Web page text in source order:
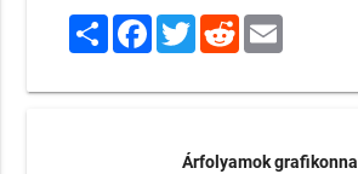
ShareFacebook
TwitterRedditEmail
Árfolyamok grafikonnal